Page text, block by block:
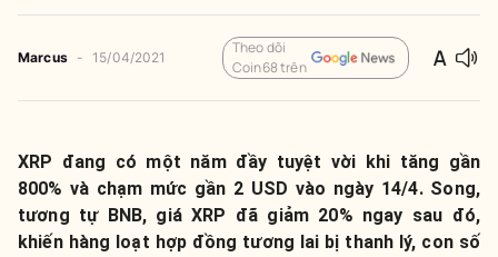
Marcus - 15/04/2021
Theo dõi
Coin68 trên
XRP đang có một năm đầy tuyệt vời khi tăng gần
800% và chạm mức gần 2 USD vào ngày 14/4. Song,
tương tự BNB, giá XRP đã giảm 20% ngay sau đó,
khiến hàng loạt hợp đồng tương lai bị thanh lý, con số